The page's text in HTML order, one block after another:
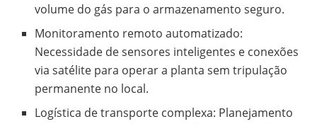
volume do gás para o armazenamento seguro.
Monitoramento remoto automatizado:
Necessidade de sensores inteligentes e conexões
via satélite para operar a planta sem tripulação
permanente no local.
Logística de transporte complexa: Planejamento